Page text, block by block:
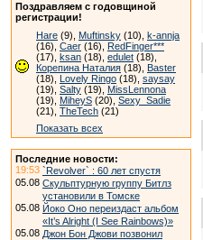
Поздравляем с годовщиной
регистрации!
Hare (9), Muftinsky (10), k-annja
(16), Caer (16), RedFinger***
(17), ksan (18), edulet (18),
Корепина Наталия (18), Baster
(18), Lovely Ringo (18), saysay
(19), Salty (19), MissLennona
(19), MiheyS (20), Sexy_Sadie
(21), TheTech (21)
Показать всех
Последние новости:
19:53 `Revolver` : 60 лет спустя
05.08 Скульптурную группу Битлз
установили в Томске
05.08 Йоко Оно переиздаст альбом
«It’s Alright (I See Rainbows)»
05.08 Джон Бон Джови позвонил